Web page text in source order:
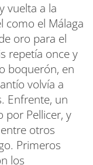
vuelta a la
como el Málaga
oro para el
repetía once y
boquerón, en
volvía a
Enfrente, un
por Pellicer, y
otros
Primeros
los